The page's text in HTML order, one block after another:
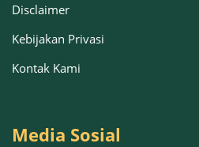
Disclaimer
Kebijakan Privasi
Kontak Kami
Media Sosial